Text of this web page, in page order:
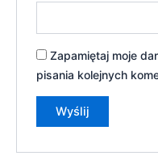
Zapamiętaj moje
pisania kolejnych